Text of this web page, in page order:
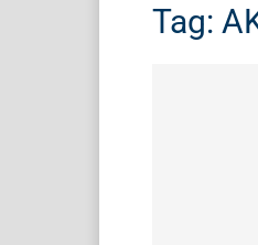
Tag: